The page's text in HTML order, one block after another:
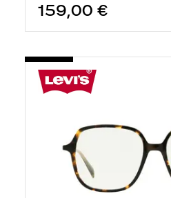
159,00 €